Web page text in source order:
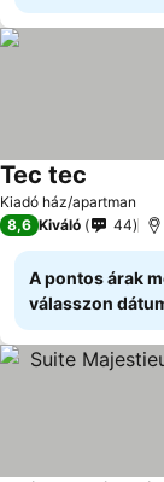
Kiadó ház/apartman
Tec tec
8,6 Kiváló 44
A pontos árak
válasszon